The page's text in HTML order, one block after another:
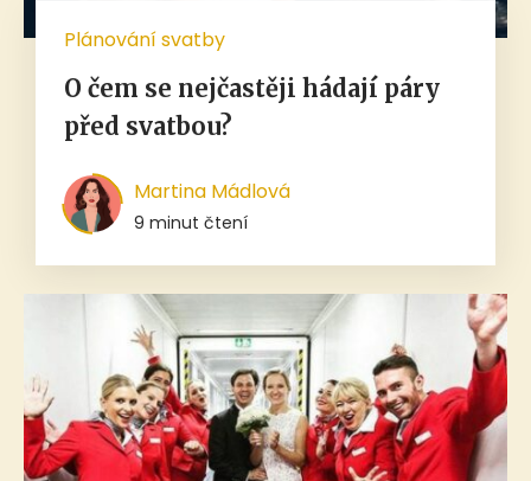
Plánování svatby
O čem se nejčastěji hádají páry
před svatbou?
Martina Mádlová
9 minut čtení